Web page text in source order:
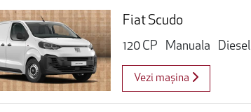
Fiat Scudo
120 CP
Manuala Diesel
Vezi mașina